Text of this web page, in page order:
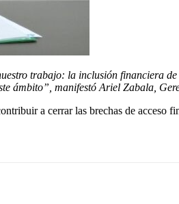
trabajo: la inclusión financiera de
ámbito”, manifestó Ariel Zabala,
a cerrar las brechas de acceso